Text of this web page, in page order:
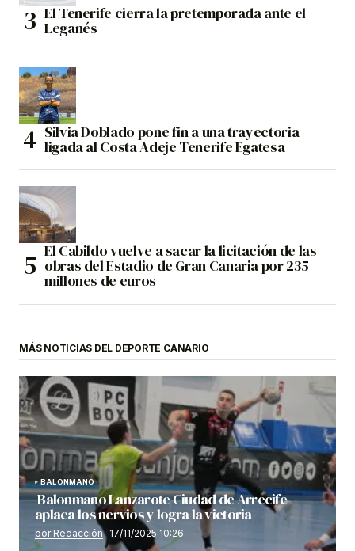
El Tenerife cierra la pretemporada ante el
Leganés
Silvia Doblado pone fin a una trayectoria
ligada al Costa Adeje Tenerife Egatesa
El Cabildo vuelve a sacar la licitación de las
obras del Estadio de Gran Canaria por 235
millones de euros
MÁS NOTICIAS DEL DEPORTE CANARIO
BALONMANO
Balonmano Lanzarote Ciudad de Arrecife
aplaca los nervios y logra la victoria
por Redacción 17/11/2025 10:26